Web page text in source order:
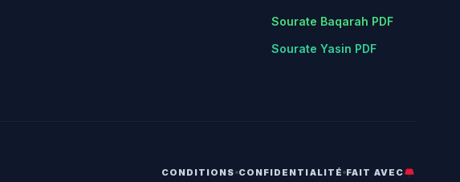
Sourate Baqarah PDF
Sourate Yasin PDF
CONDITIONS CONFIDENTIALITÉ FAIT AVEC